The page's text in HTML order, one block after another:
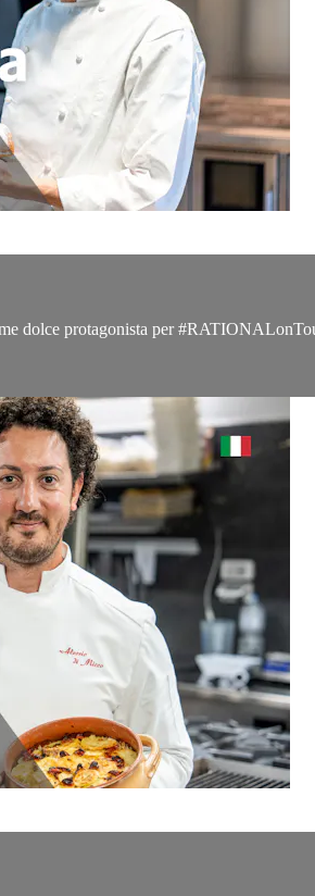
dolce protagonista per